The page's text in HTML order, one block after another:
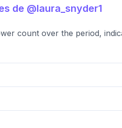
de @laura_snyder1
count over the period,